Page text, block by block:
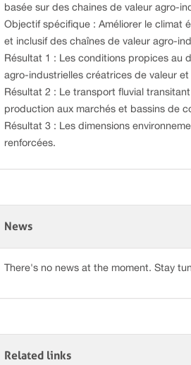
basée sur des chaines de valeur agro-
Objectif spécifique : Améliorer le climat
et inclusif des chaînes de valeur agro-
Résultat 1 : Les conditions propices au
agro-industrielles créatrices de valeur
Résultat 2 : Le transport fluvial
production aux marchés et bassins de
Résultat 3 : Les dimensions
renforcées.
News
There's no news at the moment. Stay
Related links